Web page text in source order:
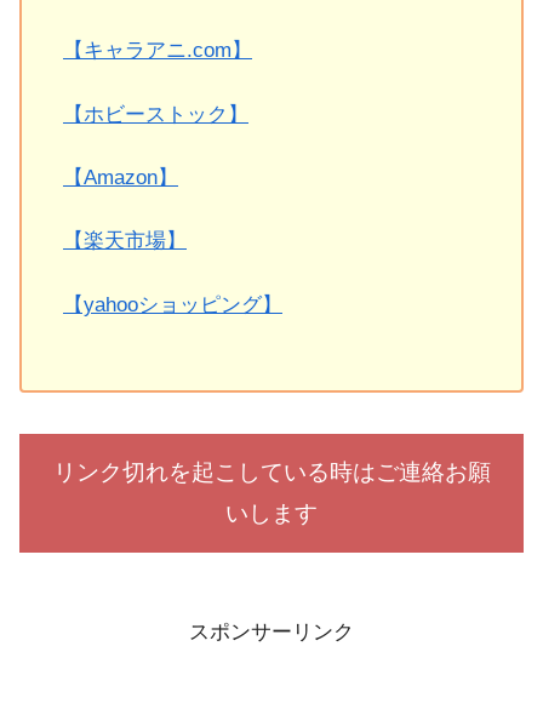
【キャラアニ.com】
【ホビーストック】
【Amazon】
【楽天市場】
【yahooショッピング】
リンク切れを起こしている時はご連絡お願
いします
スポンサーリンク